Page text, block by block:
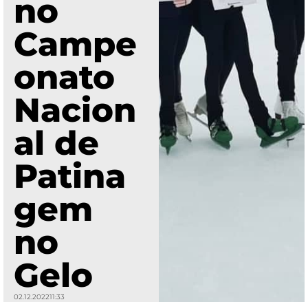
no
Campe
onato
Nacion
al de
Patina
gem
no
Gelo
02.12.202211:33